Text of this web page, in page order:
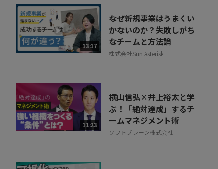
13:17
なぜ新規事業はうまくい
かないのか？失敗しがち
なチームと方法論
株式会社Sun Asterisk
11:23
横山信弘×井上裕太と学
ぶ！「絶対達成」するチ
ームマネジメント術
ソフトブレーン株式会社